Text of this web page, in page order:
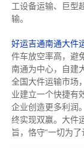
工设备运输、巨型
输。
好运吉通南通大件
件车放空率高，避
南通为中心，自建
全国大件运输市场
业建立一个快捷有
企业创造更多利润
终实现双赢。大件
旨，恪守“一切为